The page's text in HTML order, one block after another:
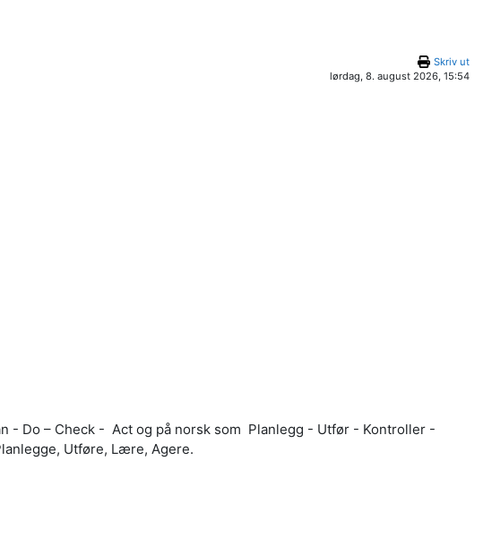
Skriv ut
lørdag, 8. august 2026, 15:54
- Do – Check - Act og på norsk som Planlegg - Utfør - Kontroller -
Utføre, Lære, Agere.